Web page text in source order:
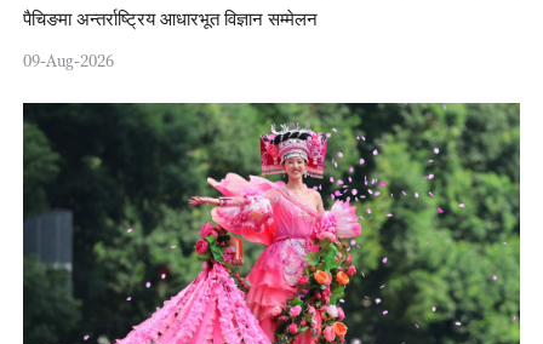
पैचिङमा अन्तर्राष्ट्रिय आधारभूत विज्ञान सम्मेलन
09-Aug-2026